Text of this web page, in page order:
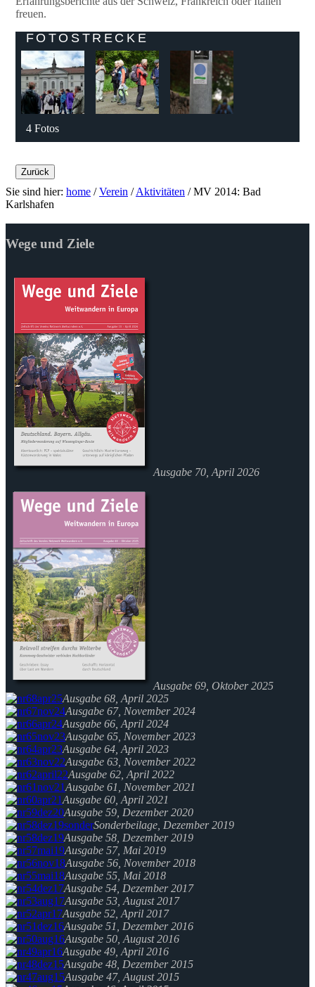
freuen.
FOTOSTRECKE
4 Fotos
Zurück
Sie sind hier: home /Verein /Aktivitäten /MV 2014: Bad
Karlshafen
Wege und Ziele
Ausgabe 70, April 2026
Ausgabe 69, Oktober 2025
Ausgabe 68, April 2025
Ausgabe 67, November 2024
Ausgabe 66, April 2024
Ausgabe 65, November 2023
Ausgabe 64, April 2023
Ausgabe 63, November 2022
Ausgabe 62, April 2022
Ausgabe 61, November 2021
Ausgabe 60, April 2021
Ausgabe 59, Dezember 2020
Sonderbeilage, Dezember 2019
Ausgabe 58, Dezember 2019
Ausgabe 57, Mai 2019
Ausgabe 56, November 2018
Ausgabe 55, Mai 2018
Ausgabe 54, Dezember 2017
Ausgabe 53, August 2017
Ausgabe 52, April 2017
Ausgabe 51, Dezember 2016
Ausgabe 50, August 2016
Ausgabe 49, April 2016
Ausgabe 48, Dezember 2015
Ausgabe 47, August 2015